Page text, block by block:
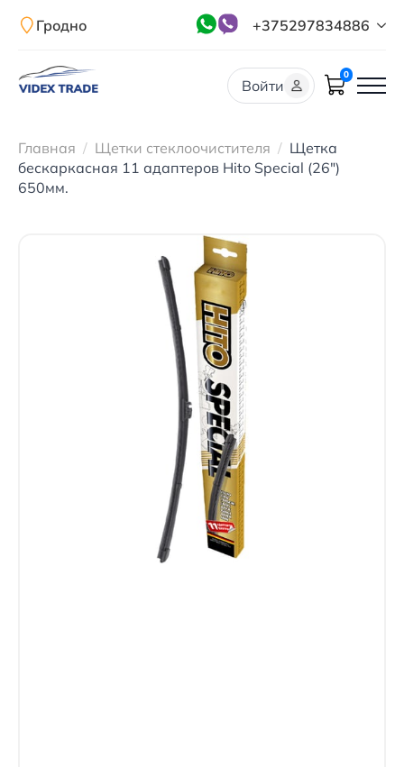
Гродно +375297834886
Войти
0
Главная Щетки стеклоочистителя
Щетка
бескаркасная 11 адаптеров Hito Special (26″)
650мм.